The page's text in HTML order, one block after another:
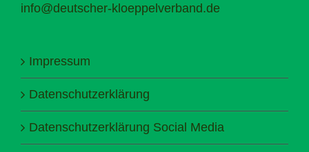
info@deutscher-kloeppelverband.de
Impressum
Datenschutzerklärung
Datenschutzerklärung Social Media